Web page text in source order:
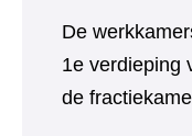
De
1e verdieping
de